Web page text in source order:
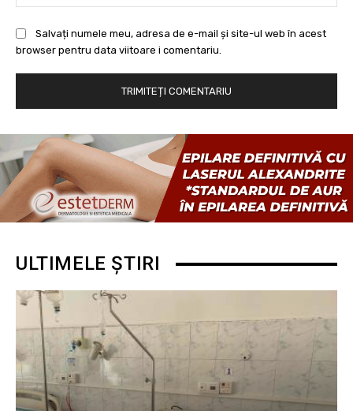
Salvați numele meu, adresa de e-mail și site-ul web în acest
browser pentru data viitoare i comentariu.
ULTIMELE ȘTIRI